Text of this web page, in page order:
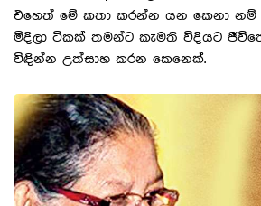
එහෙත් මේ කතා කරන්න යන කෙනා
මිදිලා ටිකක් තමන්ට කැමති විදියට
විඳින්න උත්සාහ කරන කෙනෙක්.